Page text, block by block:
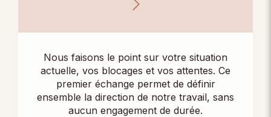
Nous faisons le point sur votre situation
actuelle, vos blocages et vos attentes. Ce
premier échange permet de définir
ensemble la direction de notre travail, sans
aucun engagement de durée.